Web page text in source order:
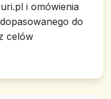
i omówienia
do
celów